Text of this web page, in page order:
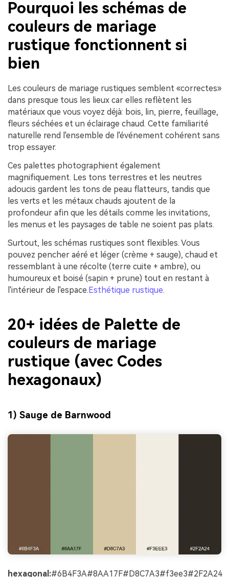
Pourquoi les schémas de
couleurs de mariage
rustique fonctionnent si
bien
Les couleurs de mariage rustiques semblent «correctes»
dans presque tous les lieux car elles reflètent les
matériaux que vous voyez déjà: bois, lin, pierre, feuillage,
fleurs séchées et un éclairage chaud. Cette familiarité
naturelle rend l'ensemble de l'événement cohérent sans
trop essayer.
Ces palettes photographient également
magnifiquement. Les tons terrestres et les neutres
adoucis gardent les tons de peau flatteurs, tandis que
les verts et les métaux chauds ajoutent de la
profondeur afin que les détails comme les invitations,
les menus et les paysages de table ne soient pas plats.
Surtout, les schémas rustiques sont flexibles. Vous
pouvez pencher aéré et léger (crème + sauge), chaud et
ressemblant à une récolte (terre cuite + ambre), ou
humoureux et boisé (sapin + prune) tout en restant à
l'intérieur de l'espace.Esthétique rustique.
20+ idées de Palette de
couleurs de mariage
rustique (avec Codes
hexagonaux)
1) Sauge de Barnwood
hexagonal:#6B4F3A#8AA17F#D8C7A3#f3ee3#2F2A24